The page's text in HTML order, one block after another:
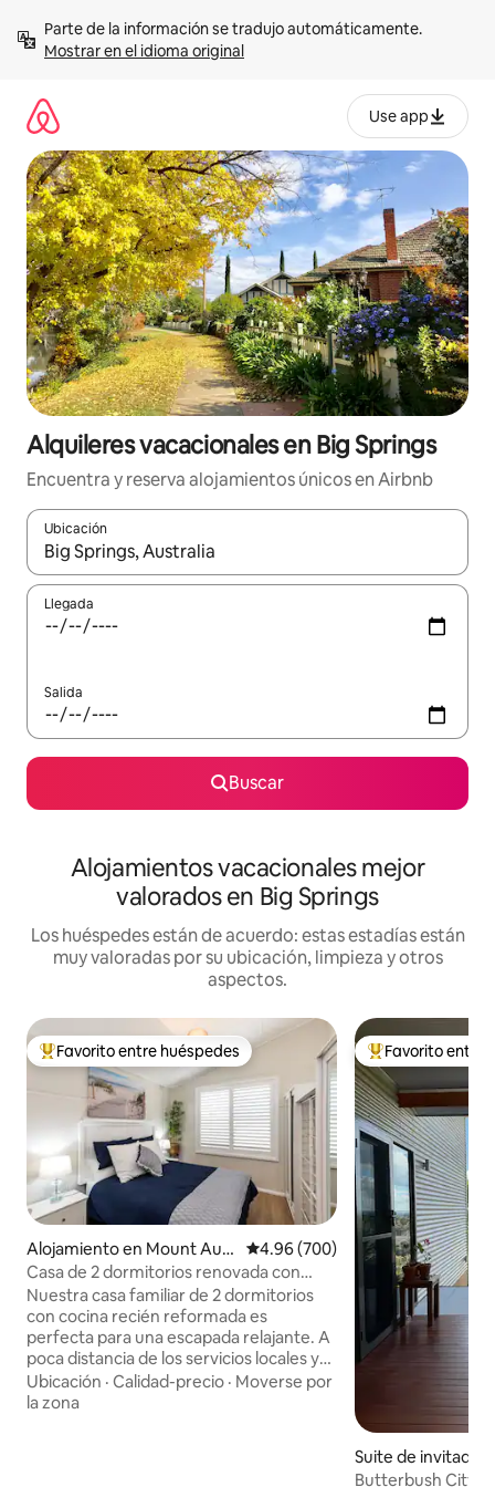
contenidoMostrar en el idioma original
Use app
Alquileres vacacionales en Big Springs
Encuentra y reserva alojamientos únicos en Airbnb
Ubicación
Cuando los resultados estén disponibles, navega con las
Llegada
Salida
Buscar
Alojamientos vacacionales mejor
valorados en Big Springs
Los huéspedes están de acuerdo: estas estadías están
muy valoradas por su ubicación, limpieza y otros
aspectos.
Favorito entre huéspedes preferido
Favorito entre huéspedes
Alojamiento en Mount Aust
in
Calificación promedio: 4.96 de
4.96 (700)
Casa de 2 dormitorios renovada con
temática de playa. ¡Se admiten
mascotas!
Nuestra casa familiar de 2 dormitorios
con cocina recién reformada es
perfecta para una escapada relajante. A
poca distancia de los servicios locales y
del centro de la ciudad. A poca distancia
a pie de un óvalo deportivo, un pub local,
Ubicación · Calidad-precio · Moverse por
la zona
Favorito entre
Favorito entre
Suite de invitados
Wagga
Butterbush City